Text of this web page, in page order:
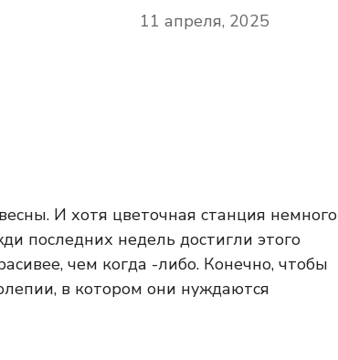
11 апреля, 2025
И хотя цветочная станция немного
последних недель достигли этого
чем когда -либо. Конечно, чтобы
в котором они нуждаются